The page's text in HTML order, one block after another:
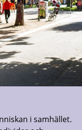
i samhället.